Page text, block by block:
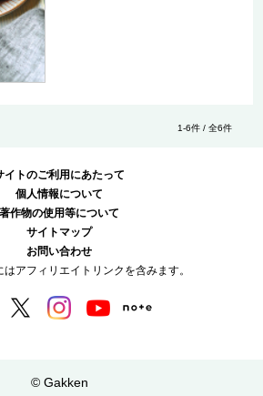
1-6件 / 全6件
イトのご利用にあたって
個人情報について
著作物の使用等について
サイトマップ
お問い合わせ
アフィリエイトリンクを含みます。
© Gakken